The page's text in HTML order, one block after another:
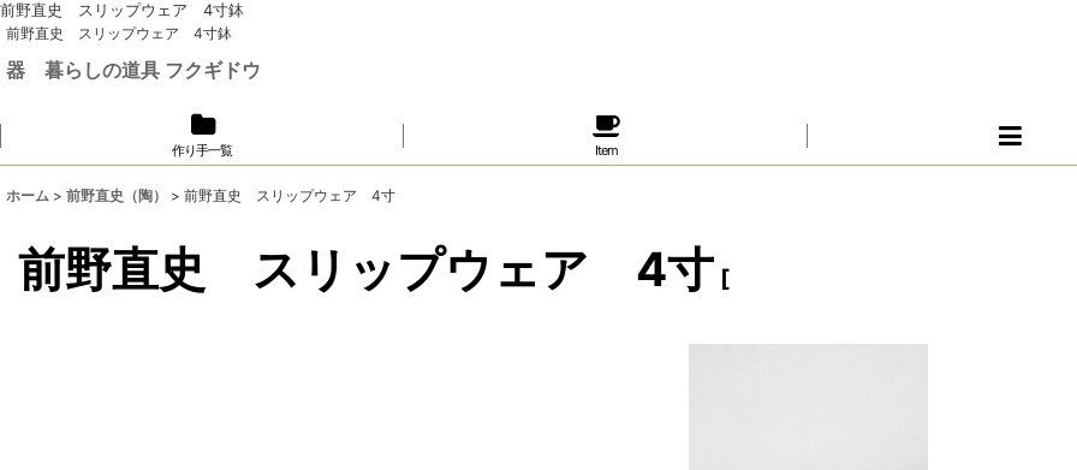
前野直史 スリップウェア 4寸鉢
前野直史 スリップウェア 4寸鉢
器 暮らしの道具 フクギドウ
作り手一覧 Item
ホーム > 前野直史（陶） > 前野直史 スリップウェア 4寸
前野直史 スリップウェア 4寸 [